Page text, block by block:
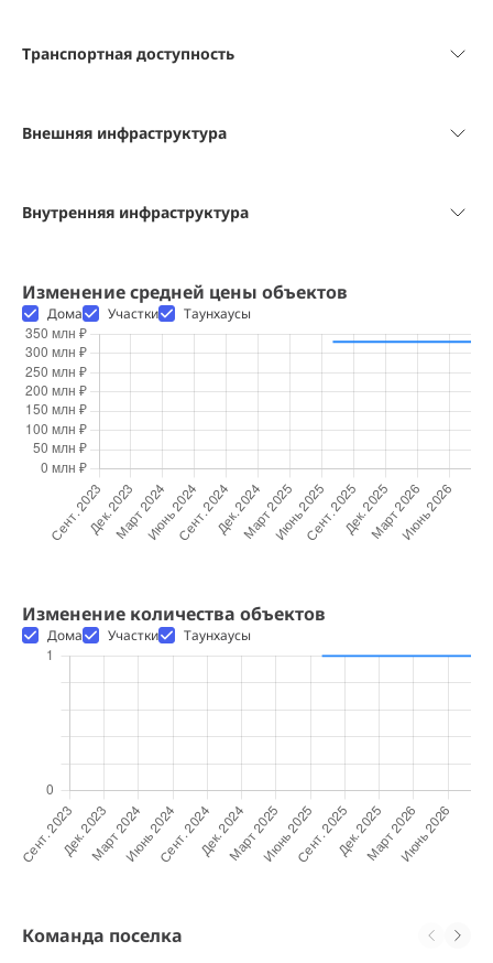
Транспортная доступность
Внешняя инфраструктура
Внутренняя инфраструктура
Изменение средней цены объектов
Дома Участки Таунхаусы
Изменение количества объектов
Дома Участки Таунхаусы
Команда поселка